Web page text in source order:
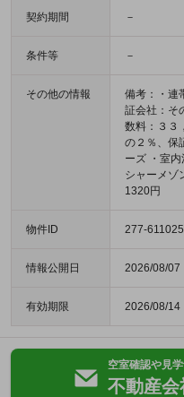
契約期間 －
条件等 －
その他の情報
備考：・連
証会社：そ
数料：３３
の２％、保
ーズ ・室
シャーメゾ
1320円
物件ID 277-
情報公開日 2026/08/07
有効期限 2026/08/14
空室確認や見
不動産会